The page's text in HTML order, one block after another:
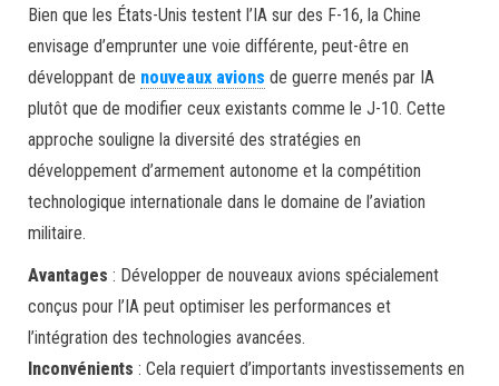
Bien que les États-Unis testent l’IA sur des F-16, la Chine
envisage d’emprunter une voie différente, peut-être en
développant de nouveaux avions de guerre menés par IA
plutôt que de modifier ceux existants comme le J-10. Cette
approche souligne la diversité des stratégies en
développement d’armement autonome et la compétition
technologique internationale dans le domaine de l’aviation
militaire.
Avantages : Développer de nouveaux avions spécialement
conçus pour l’IA peut optimiser les performances et
l’intégration des technologies avancées.
Inconvénients : Cela requiert d’importants investissements en